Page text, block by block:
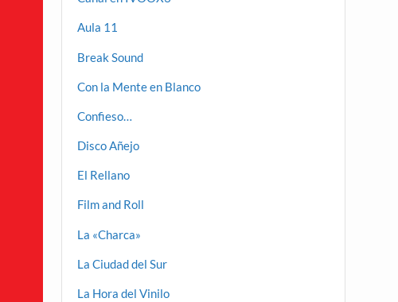
Aula 11
Break Sound
Con la Mente en Blanco
Confieso…
Disco Añejo
El Rellano
Film and Roll
La «Charca»
La Ciudad del Sur
La Hora del Vinilo